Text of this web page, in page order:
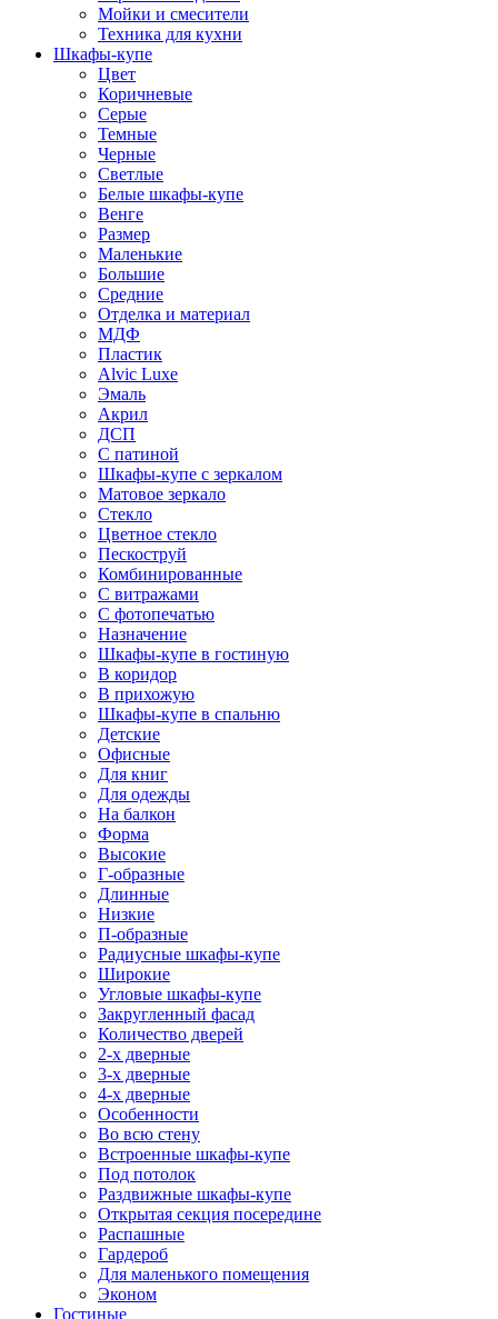
Мойки и смесители
Техника для кухни
Шкафы-купе
Цвет
Коричневые
Серые
Темные
Черные
Светлые
Белые шкафы-купе
Венге
Размер
Маленькие
Большие
Средние
Отделка и материал
МДФ
Пластик
Alvic Luxe
Эмаль
Акрил
ДСП
С патиной
Шкафы-купе с зеркалом
Матовое зеркало
Стекло
Цветное стекло
Пескоструй
Комбинированные
С витражами
С фотопечатью
Назначение
Шкафы-купе в гостиную
В коридор
В прихожую
Шкафы-купе в спальню
Детские
Офисные
Для книг
Для одежды
На балкон
Форма
Высокие
Г-образные
Длинные
Низкие
П-образные
Радиусные шкафы-купе
Широкие
Угловые шкафы-купе
Закругленный фасад
Количество дверей
2-х дверные
3-х дверные
4-х дверные
Особенности
Во всю стену
Встроенные шкафы-купе
Под потолок
Раздвижные шкафы-купе
Открытая секция посередине
Распашные
Гардероб
Для маленького помещения
Эконом
Гостиные